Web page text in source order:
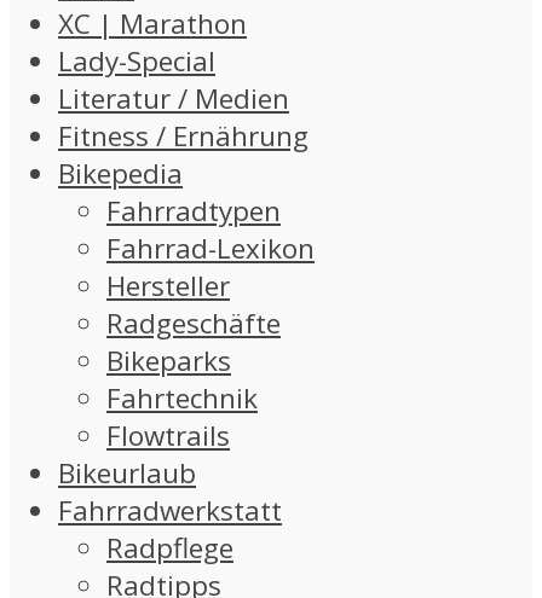
XC | Marathon
Lady-Special
Literatur / Medien
Fitness / Ernährung
Bikepedia
Fahrradtypen
Fahrrad-Lexikon
Hersteller
Radgeschäfte
Bikeparks
Fahrtechnik
Flowtrails
Bikeurlaub
Fahrradwerkstatt
Radpflege
Radtipps